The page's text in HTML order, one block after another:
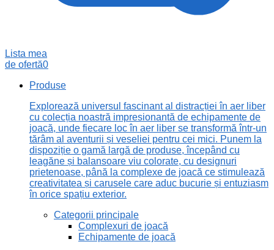
Lista mea
de ofertă0
Produse
Explorează universul fascinant al distracției în aer liber
cu colecția noastră impresionantă de echipamente de
joacă, unde fiecare loc în aer liber se transformă într-un
tărâm al aventurii și veseliei pentru cei mici. Punem la
dispoziție o gamă largă de produse, începând cu
leagăne și balansoare viu colorate, cu designuri
prietenoase, până la complexe de joacă ce stimulează
creativitatea și carusele care aduc bucurie și entuziasm
în orice spațiu exterior.
Categorii principale
Complexuri de joacă
Echipamente de joacă